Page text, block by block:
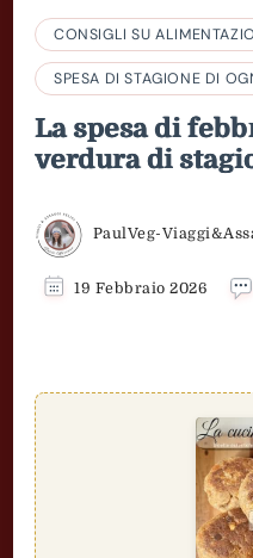
CONSIGLI SU
SPESA DI STAGIONE DI
La spesa di
verdura di
PaulVeg-
19 Febbraio 2026